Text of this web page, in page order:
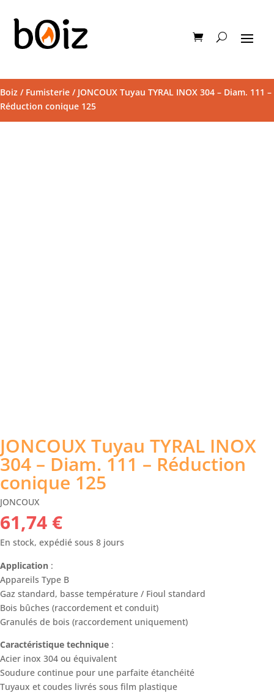
Boiz / Fumisterie / JONCOUX Tuyau TYRAL INOX 304 – Diam. 111 –
Réduction conique 125
JONCOUX Tuyau TYRAL INOX
304 – Diam. 111 – Réduction
conique 125
JONCOUX
61,74 €
En stock, expédié sous 8 jours
Application :
Appareils Type B
Gaz standard, basse température / Fioul standard
Bois bûches (raccordement et conduit)
Granulés de bois (raccordement uniquement)
Caractéristique technique :
Acier inox 304 ou équivalent
Soudure continue pour une parfaite étanchéité
Tuyaux et coudes livrés sous film plastique